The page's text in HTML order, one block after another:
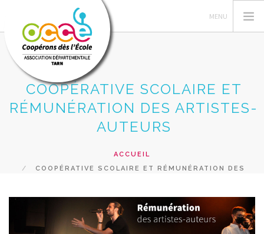
OCCE
ESPACE MANDATAIRE
PRETS
RECHERCHER
COOPÉRATIVE SCOLAIRE ET
RÉMUNÉRATION DES ARTISTES-
AUTEURS
ACCUEIL
COOPÉRATIVE SCOLAIRE ET RÉMUNÉRATION DES